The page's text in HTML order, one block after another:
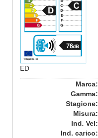
ED
Marca:
Gamma:
Stagione:
Misura:
Ind. Vel:
Ind. carico: